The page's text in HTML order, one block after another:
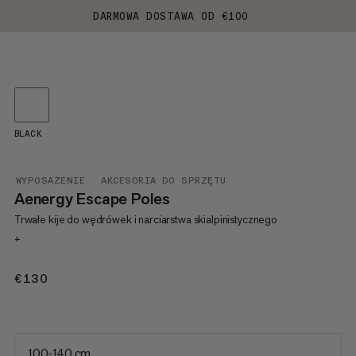
DARMOWA DOSTAWA OD €100
WYPOSAŻENIE AKCESORIA DO SPRZĘTU
Aenergy Escape Poles
Trwałe kije do wędrówek i narciarstwa skialpinistycznego
+
€130
BLACK